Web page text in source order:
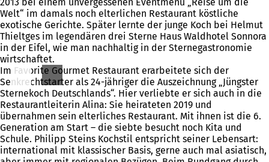
Welt“ im damals noch elterlichen Restaurant köstliche
exotische Gerichte. Später lernte der junge Koch bei Helmut
Thieltges im legendären drei Sterne Haus Waldhotel Sonnora
in der Eifel, wie man nachhaltig in der Sternegastronomie
wirtschaftet.
Im Favorite Gourmet Restaurant erarbeitete sich der
Senkrechtstarter als 24-jähriger die Auszeichnung „Jüngster
Sternekoch Deutschlands“. Hier verliebte er sich auch in die
Restaurantleiterin Alina: Sie heirateten 2019 und
übernahmen sein elterliches Restaurant. Mit ihnen ist die 6.
Generation am Start – die siebte besucht noch Kita und
Schule. Philipp Steins Kochstil entspricht seiner Lebensart:
international mit klassischer Basis, gerne auch mal asiatisch,